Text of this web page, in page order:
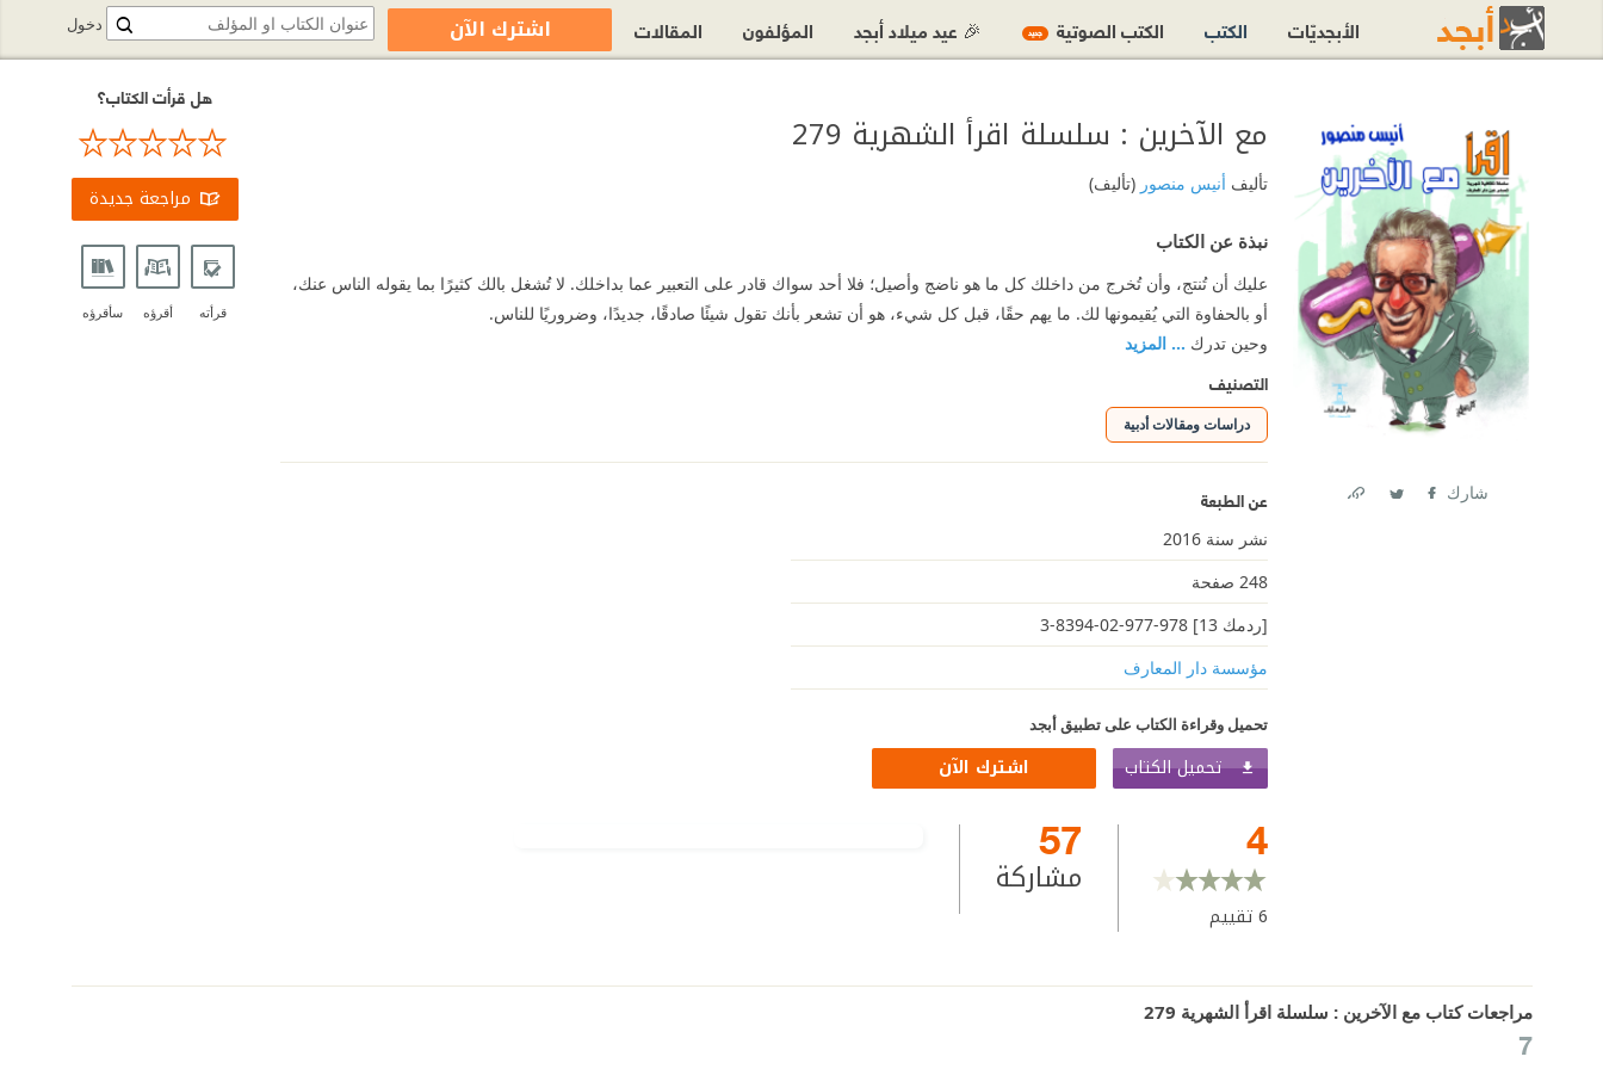
شارك
مع الآخرين : سلسلة اقرأ الشهرية 279
تأليف أنيس منصور(تأليف)
نبذة عن الكتاب
عليك أن تُنتج، وأن تُخرج من داخلك كل ما هو ناضج وأصيل؛ فلا أحد سواك قادر على التعبير عما بداخلك. لا تُشغل بالك كثيرًا بما يقوله الناس عنك،
أو بالحفاوة التي يُقيمونها لك. ما يهم حقًا، قبل كل شيء، هو أن تشعر بأنك تقول شيئًا صادقًا، جديدًا، وضروريًا للناس.
وحين تدرك ... المزيد
التصنيف
دراسات ومقالات أدبية
عن الطبعة
نشر سنة 2016
248 صفحة
[ردمك 13] 978-977-02-8394-3
مؤسسة دار المعارف
تحميل وقراءة الكتاب على تطبيق أبجد
تحميل الكتاب اشترك الآن
4
6تقييم
57
مشاركة
هل قرأت الكتاب؟
مراجعة جديدة
قرأته أقرؤه سأقرؤه
مراجعات كتاب مع الآخرين : سلسلة اقرأ الشهرية 279
7
دخول الأبجديّات الكتب الكتب الصوتية جديد 🎉 عيد ميلاد أبجد المؤلفون المقالات اشترك الآن